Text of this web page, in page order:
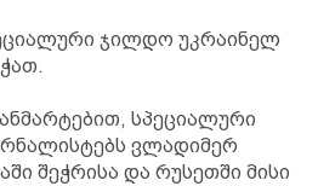
ჯილდო უკრაინელ
სპეციალური
ვლადიმერ
შეჭრისა და რუსეთში მისი